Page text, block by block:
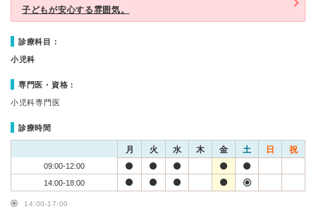
子どもが安心する雰囲気。
診療科目：
小児科
専門医・資格：
小児科専門医
診療時間
月 火 水 木 金 土 日 祝
09:00-12:00
14:00-18:00
14:00-17:00